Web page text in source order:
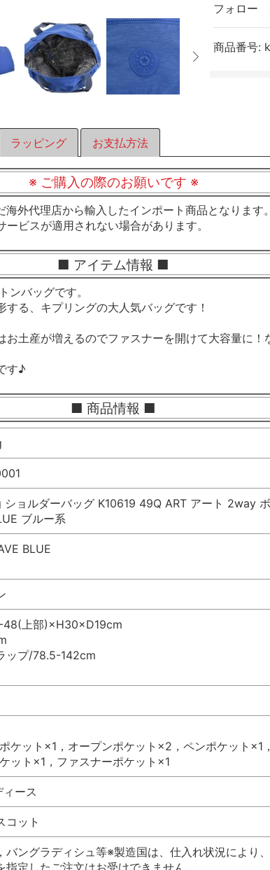
フォロー
商品番号:
ラッピング お支払方法
※ ご購入の際のお願いです ※
外代理店から輸入したインポート商品となります
ビスが適用されない場合があります。
■ アイテム情報 ■
ンバッグです。
る、キプリングの大人気バッグです！
土産が増えるのでファスナーを開けて大容量に！
す♪
■ 商品情報 ■
ョルダーバッグ K10619 49Q ART アート 2way
ブルー系
BLUE
48(上部)×H30×D19cm
ップ/78.5-142cm
ケット×1，オープンポケット×2，ペンポケット×1
ット×1，ファスナーポケット×1
ース
コット
バングラディシュ等※製造国は、仕入れ状況により